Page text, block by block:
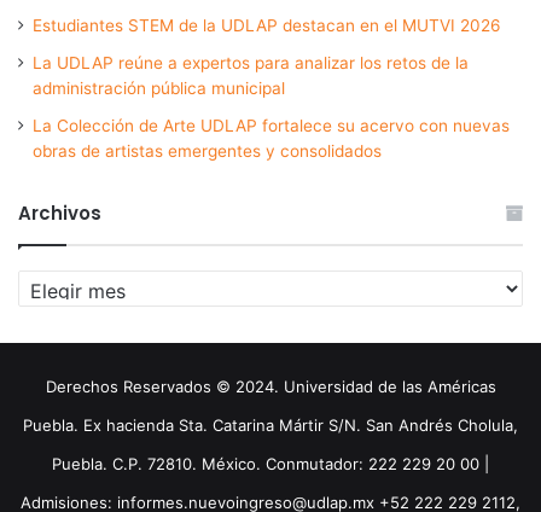
Estudiantes STEM de la UDLAP destacan en el MUTVI 2026
La UDLAP reúne a expertos para analizar los retos de la
administración pública municipal
La Colección de Arte UDLAP fortalece su acervo con nuevas
obras de artistas emergentes y consolidados
Archivos
Archivos
Derechos Reservados © 2024. Universidad de las Américas
Puebla. Ex hacienda Sta. Catarina Mártir S/N. San Andrés Cholula,
Puebla. C.P. 72810. México. Conmutador: 222 229 20 00 |
Admisiones: informes.nuevoingreso@udlap.mx +52 222 229 2112,